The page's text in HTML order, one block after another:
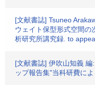
[文献書誌] Tsuneo
ウェイト保型形式空間の
析研究所講究録. to
[文献書誌] 伊吹山知義
ップ報告集"当科研費に